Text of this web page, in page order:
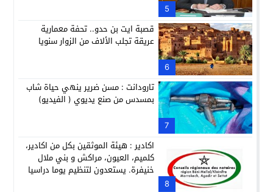
5
6
قصبة ايت بن حدو.. تحفة معمارية
عريقة تجلب الألاف من الزوار سنويا
7
تارودانت : مسن ضرير ينهي حياة شاب
بمسدس من صنع يديوي ( الفيديو)
8
اكادير : هيئة الموثقين بكل من اكادير،
كلميم، العيون، مراكش و بني ملال
خنيفرة. يستعدون لتنظيم يوما دراسيا